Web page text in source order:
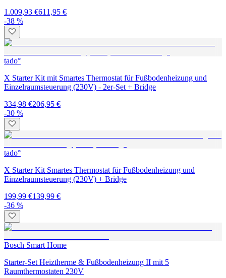
1.009,93 €611,95 €
-38 %
tado°
X Starter Kit mit Smartes Thermostat für Fußbodenheizung und
Einzelraumsteuerung (230V) - 2er-Set + Bridge
334,98 €206,95 €
-30 %
tado°
X Starter Kit Smartes Thermostat für Fußbodenheizung und
Einzelraumsteuerung (230V) + Bridge
199,99 €139,99 €
-36 %
Bosch Smart Home
Starter-Set Heiztherme & Fußbodenheizung II mit 5
Raumthermostaten 230V